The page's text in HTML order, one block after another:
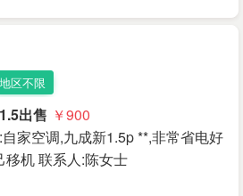
地区不限
出售 ￥900
家空调,九成新1.5p **,非常省电好
移机 联系人:陈女士